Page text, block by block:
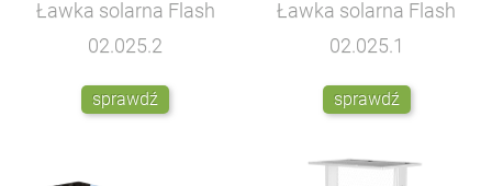
Ławka solarna Flash
02.025.2
sprawdź
Ławka solarna Flash
02.025.1
sprawdź